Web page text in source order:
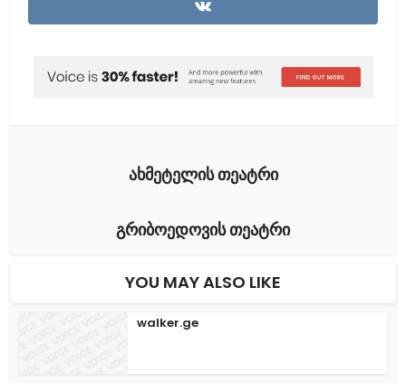
ახმეტელის თეატრი
გრიბოედოვის თეატრი
YOU MAY ALSO LIKE
walker.ge